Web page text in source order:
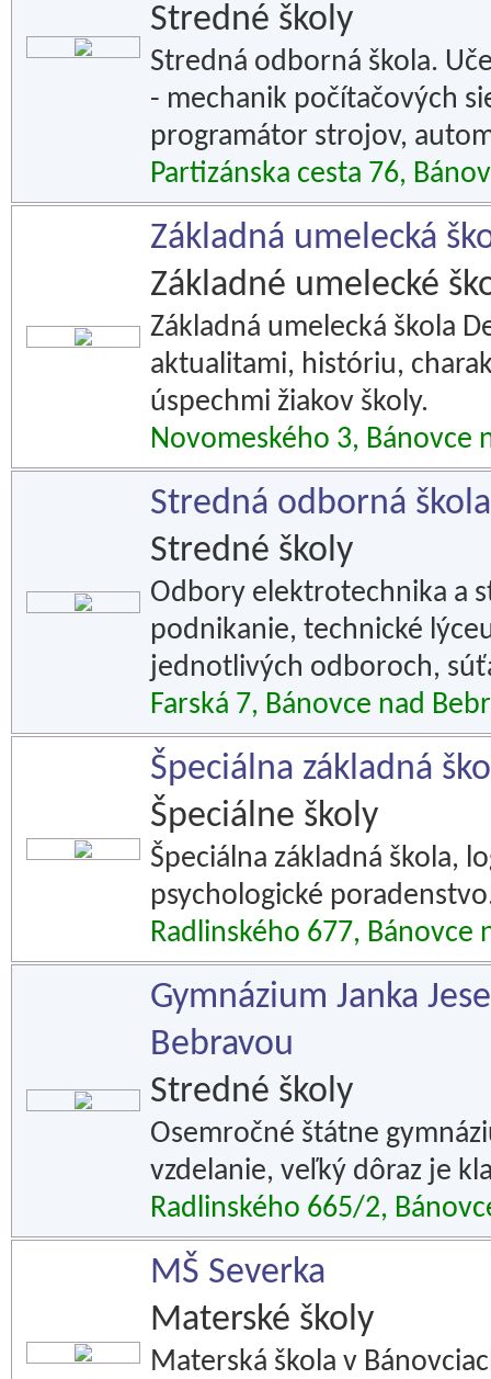
Stredné školy
Stredná odborná škola.
- mechanik počítačových
programátor strojov,
Partizánska cesta 76,
Základná umelecká
Základné umelecké
Základná umelecká škola
aktualitami, históriu,
úspechmi žiakov školy.
Novomeského 3, Bánovce
Stredná odborná
Stredné školy
Odbory elektrotechnika a
podnikanie, technické
jednotlivých odboroch,
Farská 7, Bánovce nad
Špeciálna základná
Špeciálne školy
Špeciálna základná škola,
psychologické
Radlinského 677, Bánovce
Gymnázium Janka
Bebravou
Stredné školy
Osemročné štátne
vzdelanie, veľký dôraz je
Radlinského 665/2,
MŠ Severka
Materské školy
Materská škola v